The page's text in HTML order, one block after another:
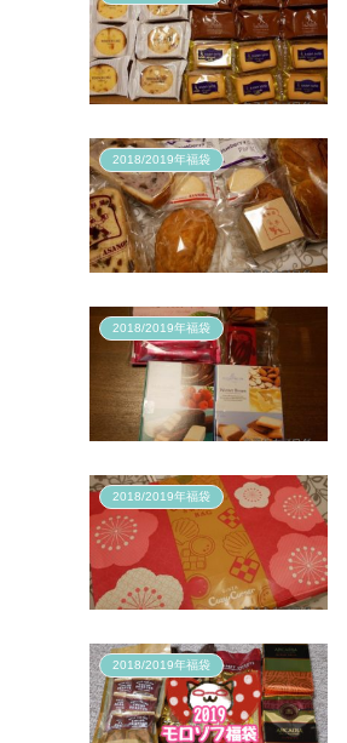
2018/2019年福袋
2018/2019年福袋
2018/2019年福袋
2018/2019年福袋